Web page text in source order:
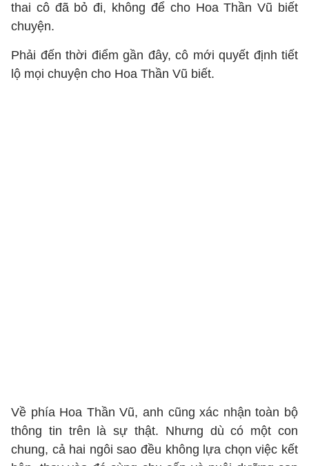
thai cô đã bỏ đi, không để cho Hoa Thần Vũ biết
chuyện.
Phải đến thời điểm gần đây, cô mới quyết định tiết
lộ mọi chuyện cho Hoa Thần Vũ biết.
Về phía Hoa Thần Vũ, anh cũng xác nhận toàn bộ
thông tin trên là sự thật. Nhưng dù có một con
chung, cả hai ngôi sao đều không lựa chọn việc kết